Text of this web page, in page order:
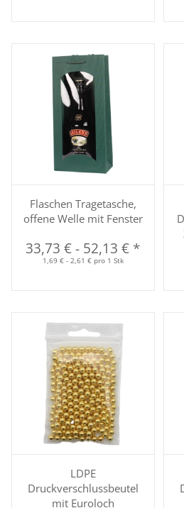
Flaschen Tragetasche,
offene Welle mit Fenster
33,73 €- 52,13 € *
1,69 € - 2,61 € pro 1 Stk
LDPE
Druckverschlussbeutel
mit Euroloch